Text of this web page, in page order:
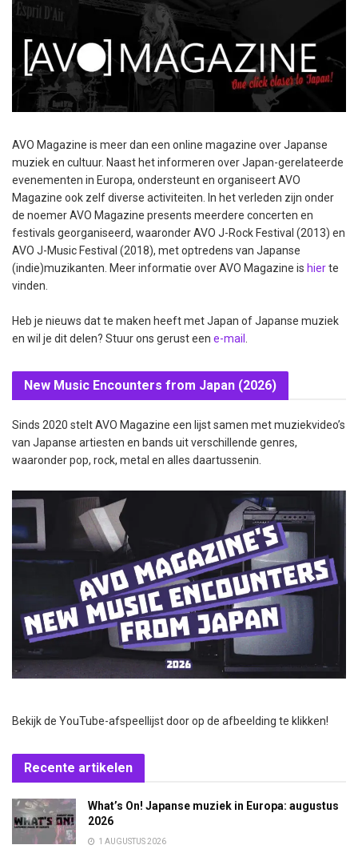
AVO Magazine is meer dan een online magazine over Japanse
muziek en cultuur. Naast het informeren over Japan-gerelateerde
evenementen in Europa, ondersteunt en organiseert AVO
Magazine ook zelf diverse activiteiten. In het verleden zijn onder
de noemer AVO Magazine presents meerdere concerten en
festivals georganiseerd, waaronder AVO J-Rock Festival (2013) en
AVO J-Music Festival (2018), met optredens van Japanse
(indie)muzikanten. Meer informatie over AVO Magazine is hierte
vinden.
Heb je nieuws dat te maken heeft met Japan of Japanse muziek
en wil je dit delen? Stuur ons gerust een e-mail
New Music Encounters from Japan (2026)
Sinds 2020 stelt AVO Magazine een lijst samen met muziekvideo’s
van Japanse artiesten en bands uit verschillende genres,
waaronder pop, rock, metal en alles daartussenin.
Bekijk de YouTube-afspeellijst door op de afbeelding te klikken!
Recente artikelen
What’s On! Japanse muziek in Europa: augustus
2026
1 AUGUSTUS 2026